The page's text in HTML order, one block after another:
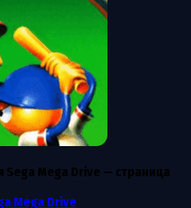
Sega Mega Drive — страница